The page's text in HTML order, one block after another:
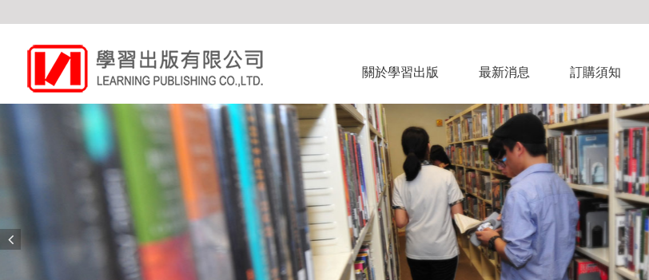
關於學習出版 最新消息 訂購須知